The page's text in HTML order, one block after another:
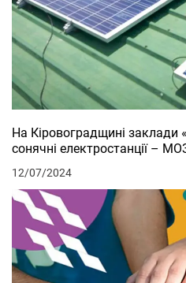
На Кіровоградщині заклади
сонячні електростанції –
12/07/2024